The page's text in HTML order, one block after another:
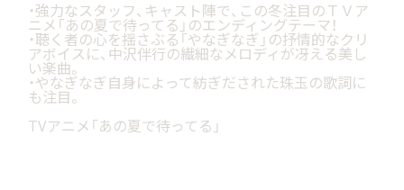
・強力なスタッフ、キャスト陣で、この冬注目のＴＶア
ニメ「あの夏で待ってる」のエンディングテーマ！
・聴く者の心を揺さぶる「やなぎなぎ」の抒情的なクリ
アボイスに、中沢伴行の繊細なメロディが冴える美し
い楽曲。
・やなぎなぎ自身によって紡ぎだされた珠玉の歌詞に
も注目。
TVアニメ「あの夏で待ってる」